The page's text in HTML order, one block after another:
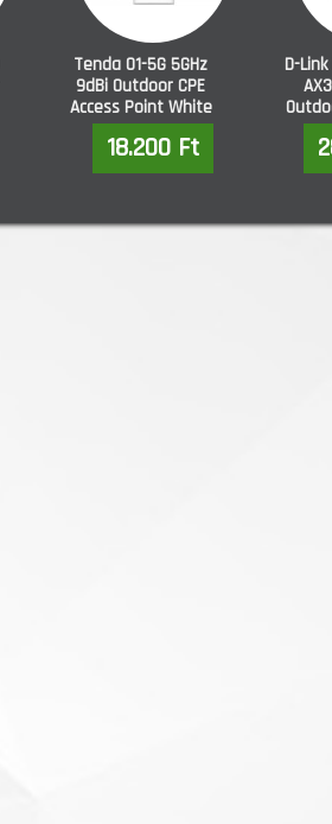
Tenda O1-5G 5GHz
9dBi Outdoor CPE
Access Point White
18.200 Ft
D-